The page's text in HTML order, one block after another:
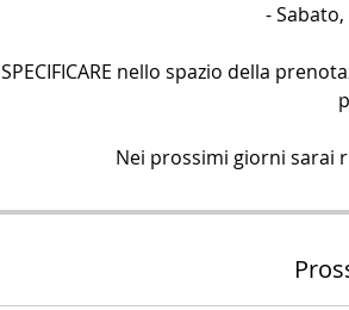
- Sabato,
SPECIFICARE nello spazio della